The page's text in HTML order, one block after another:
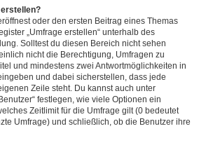
oder den ersten Beitrag eines Themas
„Umfrage erstellen“ unterhalb des
Solltest du diesen Bereich nicht sehen
nicht die Berechtigung, Umfragen zu
und mindestens zwei Antwortmöglichkeiten in
und dabei sicherstellen, dass jede
Zeile steht. Du kannst auch unter
festlegen, wie viele Optionen ein
Zeitlimit für die Umfrage gilt (0 bedeutet
Umfrage) und schließlich, ob die Benutzer ihre